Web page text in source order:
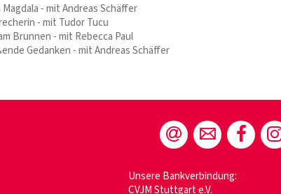
- mit Andreas Schäffer
- mit Tudor Tucu
Brunnen - mit Rebecca Paul
Gedanken - mit Andreas Schäffer
Unsere Bankverbindung:
CVJM Stuttgart e.V.